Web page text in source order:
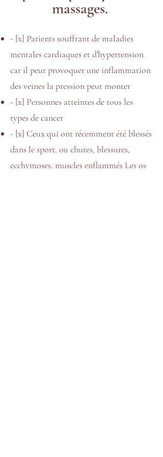
massages.
- [x] Patients souffrant de maladies
mentales cardiaques et d'hypertension
car il peut provoquer une inflammation
des veines la pression peut monter
- [x] Personnes atteintes de tous les
types de cancer
- [x] Ceux qui ont récemment été blessés
dans le sport. ou chutes, blessures,
ecchymoses, muscles enflammés Les os